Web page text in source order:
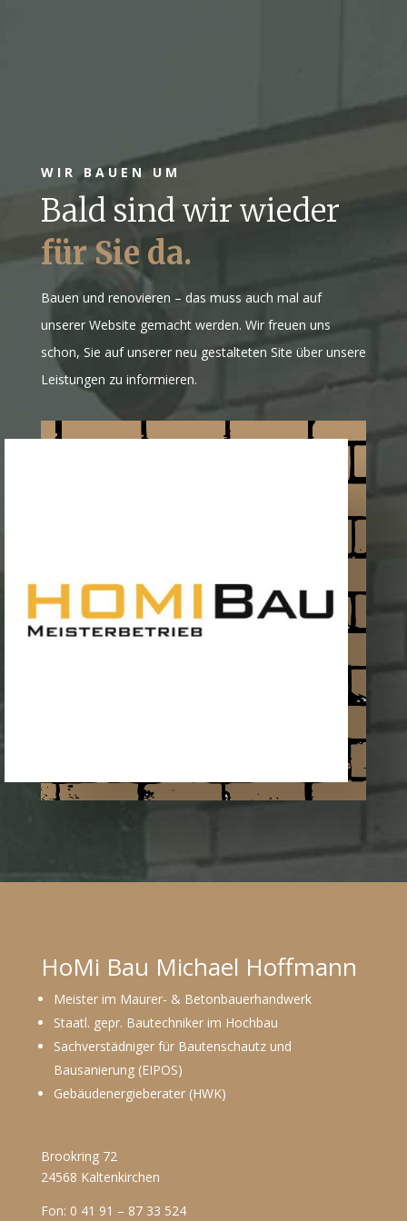
WIR BAUEN UM
Bald sind wir wieder
für Sie da.
Bauen und renovieren – das muss auch mal auf
unserer Website gemacht werden. Wir freuen uns
schon, Sie auf unserer neu gestalteten Site über unsere
Leistungen zu informieren.
HoMi Bau Michael Hoffmann
Meister im Maurer- & Betonbauerhandwerk
Staatl. gepr. Bautechniker im Hochbau
Sachverstädniger für Bautenschautz und
Bausanierung (EIPOS)
Gebäudenergieberater (HWK)
Brookring 72
24568 Kaltenkirchen
Fon: 0 41 91 – 87 33 524